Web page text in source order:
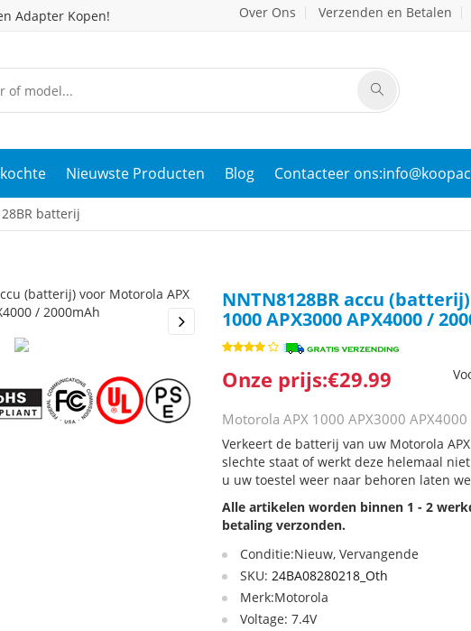
Adapter Kopen! Over Ons Verzenden en Betalen
Nieuwste Producten Blog Contacteer
batterij
NNTN8128BR accu
1000 APX3000 APX4000 /
Onze prijs:€29.99
Motorola APX 1000 APX3000
Verkeert de batterij van uw Motorola APX
slechte staat of werkt deze helemaal
u uw toestel weer naar behoren laten
Alle artikelen worden binnen 1 - 2
betaling verzonden.
Conditie:Nieuw, Vervangende
SKU:24BA08280218_Oth
Merk:Motorola
Voltage: 7.4V